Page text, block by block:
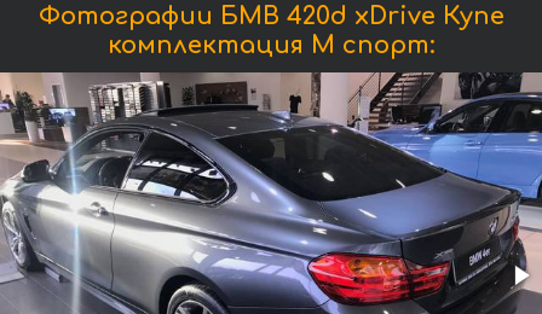
Фотографии БМВ 420d xDrive Купе
комплектация М спорт: